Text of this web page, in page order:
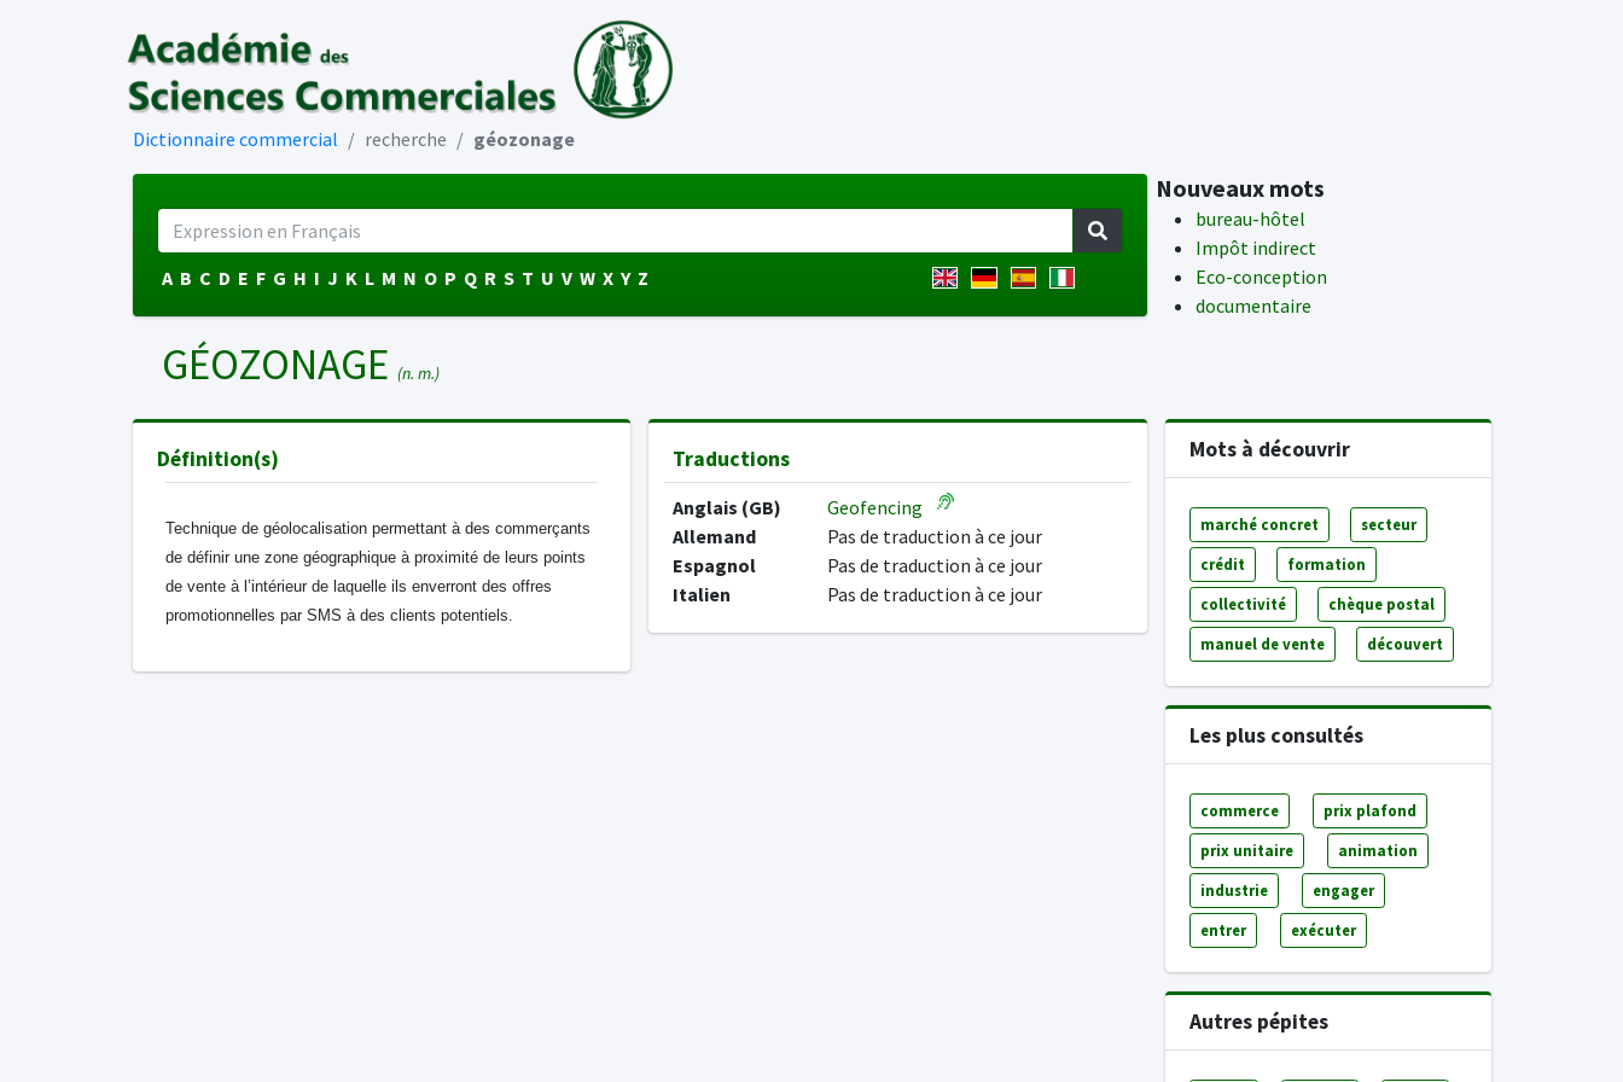
Dictionnaire commercial recherche géozonage
A B C D E F G H I J K L M N O P Q R S T U V W X Y Z
Nouveaux mots
bureau-hôtel
Impôt indirect
Eco-conception
documentaire
GÉOZONAGE (n. m.)
Définition(s)
Technique de géolocalisation permettant à des commerçants
de définir une zone géographique à proximité de leurs points
de vente à l’intérieur de laquelle ils enverront des offres
promotionnelles par SMS à des clients potentiels.
Traductions
Anglais (GB)
Geofencing
Allemand
Pas de traduction à ce jour
Espagnol
Pas de traduction à ce jour
Italien
Pas de traduction à ce jour
Mots à découvrir
marché concret secteur
crédit formation
collectivité chèque postal
manuel de vente découvert
Les plus consultés
commerce prix plafond
prix unitaire animation
industrie engager
entrer exécuter
Autres pépites